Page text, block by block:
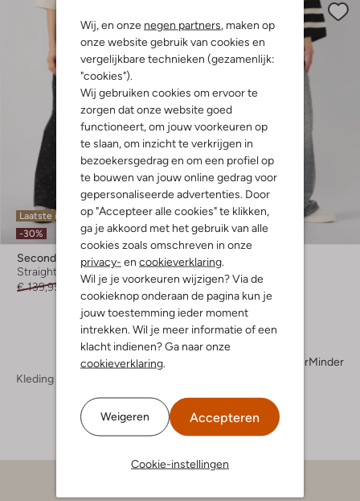
Wij, en onze negen partners , maken op
onze website gebruik van cookies en
vergelijkbare technieken (gezamenlijk:
"cookies").
Wij gebruiken cookies om ervoor te
zorgen dat onze website goed
functioneert, om jouw voorkeuren op
te slaan, om inzicht te verkrijgen in
bezoekersgedrag en om een profiel op
te bouwen van jouw online gedrag voor
gepersonaliseerde advertenties. Door
op "Accepteer alle cookies" te klikken,
ga je akkoord met het gebruik van alle
cookies zoals omschreven in onze
privacy- en cookieverklaring
Wil je je voorkeuren wijzigen? Via de
cookieknop onderaan de pagina kun je
jouw toestemming ieder moment
intrekken. Wil je meer informatie of een
klacht indienen? Ga naar onze
cookieverklaring
Weigeren Accepteren
Cookie-instellingen
Laatste items
-30%
Second Female
Straight leg jeans
€ 139,95
€ 97,99
Laatste maten
-60%
Gestuz
Straight leg jeans
€ 289,95 € 115,99
MeerMinder
Kleding